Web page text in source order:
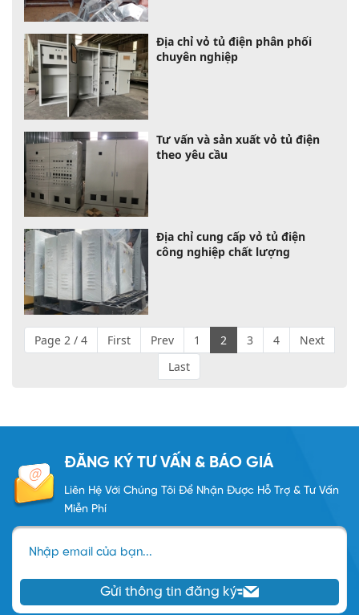
Địa chỉ vỏ tủ điện phân phối
chuyên nghiệp
Tư vấn và sản xuất vỏ tủ điện
theo yêu cầu
Địa chỉ cung cấp vỏ tủ điện
công nghiệp chất lượng
Page 2 / 4 First Prev 1 2 3 4
Next
Last
ĐĂNG KÝ TƯ VẤN & BÁO GIÁ
Liên Hệ Với Chúng Tôi Để Nhận Được Hỗ Trợ & Tư Vấn
Miễn Phí
Nhập email của bạn...
Gửi thông tin đăng ký